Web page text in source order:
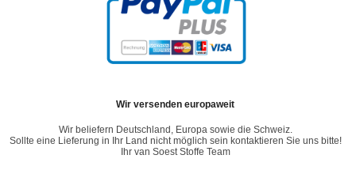
Wir versenden europaweit
Wir beliefern Deutschland, Europa sowie die Schweiz.
Sollte eine Lieferung in Ihr Land nicht möglich sein kontaktieren Sie uns bitte!
Ihr van Soest Stoffe Team